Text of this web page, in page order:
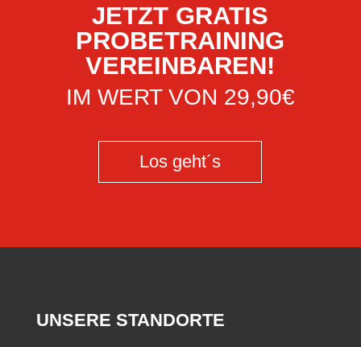
JETZT GRATIS
PROBETRAINING
VEREINBAREN!
IM WERT VON 29,90€
Los geht´s
UNSERE STANDORTE